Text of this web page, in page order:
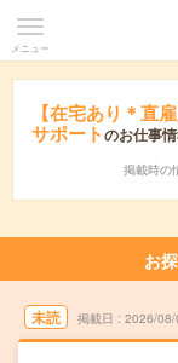
メニュー
【在宅あり＊直
サポートのお仕事
掲載時の
お
未読 掲載日 2026/08/